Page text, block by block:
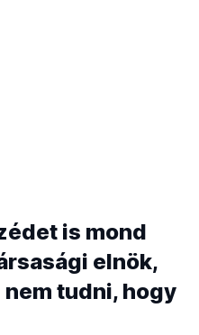
is mond
elnök,
tudni, hogy